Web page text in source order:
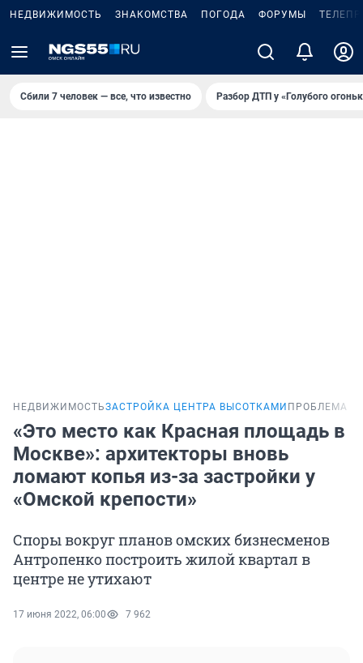
НЕДВИЖИМОСТЬ ЗНАКОМСТВА ПОГОДА ФОРУМЫ
Сбили 7 человек — все, что известно Разбор ДТП у «Голубого
НЕДВИЖИМОСТЬЗАСТРОЙКА ЦЕНТРА ВЫСОТКАМИ ПРОБЛЕМА
«Это место как Красная площадь в
Москве»: архитекторы вновь
ломают копья из-за застройки у
«Омской крепости»
Споры вокруг планов омских бизнесменов
Антропенко построить жилой квартал в
центре не утихают
17 июня 2022, 06:00 7 962